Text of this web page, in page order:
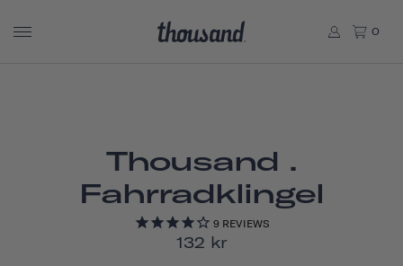
0
Thousand .
Fahrradklingel
9 REVIEWS
132 kr